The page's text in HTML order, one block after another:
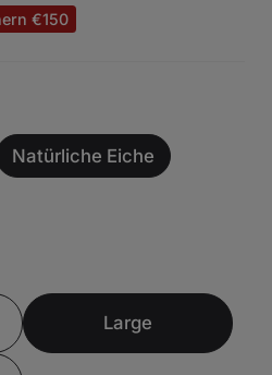
€150
Natürliche Eiche
Large